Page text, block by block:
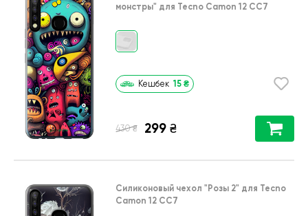
монстры" для Tecno Camon 12 CC7
Кешбек 15 ₴
430 ₴ 299 ₴
Силиконовый чехол "Розы 2" для Tecno
Camon 12 CC7